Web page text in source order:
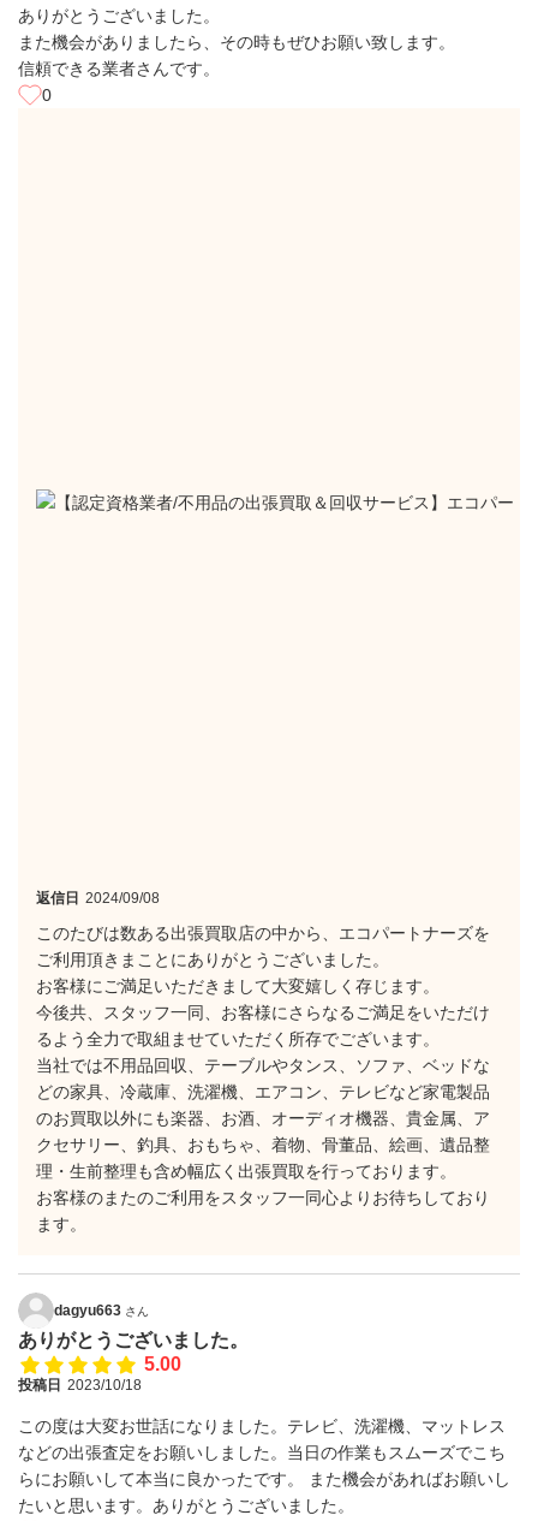
ありがとうございました。
また機会がありましたら、その時もぜひお願い致します。
信頼できる業者さんです。
0
返信日 2024/09/08
このたびは数ある出張買取店の中から、エコパートナーズを
ご利用頂きまことにありがとうございました。
お客様にご満足いただきまして大変嬉しく存じます。
今後共、スタッフ一同、お客様にさらなるご満足をいただけ
るよう全力で取組ませていただく所存でございます。
当社では不用品回収、テーブルやタンス、ソファ、ベッドな
どの家具、冷蔵庫、洗濯機、エアコン、テレビなど家電製品
のお買取以外にも楽器、お酒、オーディオ機器、貴金属、ア
クセサリー、釣具、おもちゃ、着物、骨董品、絵画、遺品整
理・生前整理も含め幅広く出張買取を行っております。
お客様のまたのご利用をスタッフ一同心よりお待ちしており
ます。
dagyu663 さん
ありがとうございました。
5.00
投稿日 2023/10/18
この度は大変お世話になりました。テレビ、洗濯機、マットレス
などの出張査定をお願いしました。当日の作業もスムーズでこち
らにお願いして本当に良かったです。 また機会があればお願いし
たいと思います。ありがとうございました。